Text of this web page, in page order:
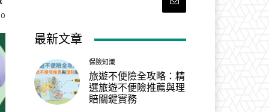
0
最新文章
保險知識
旅遊不便險全攻略：精
選旅遊不便險推薦與理
賠關鍵實務